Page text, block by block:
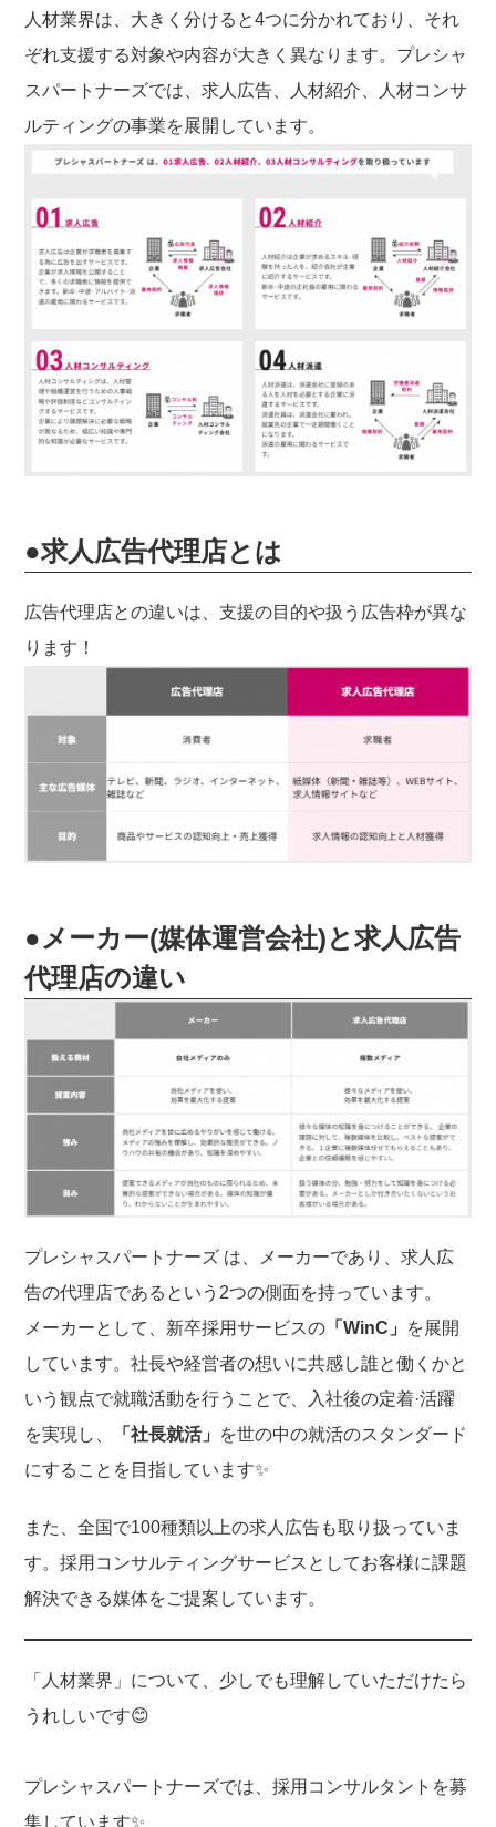
人材業界は、大きく分けると4つに分かれており、それ
ぞれ支援する対象や内容が大きく異なります。プレシャ
スパートナーズでは、求人広告、人材紹介、人材コンサ
ルティングの事業を展開しています。
●求人広告代理店とは
広告代理店との違いは、支援の目的や扱う広告枠が異な
ります！
●メーカー(媒体運営会社)と求人広告
代理店の違い
プレシャスパートナーズ は、メーカーであり、求人広
告の代理店であるという2つの側面を持っています。
メーカーとして、新卒採用サービスの 「WinC」 を展開
しています。社長や経営者の想いに共感し誰と働くかと
いう観点で就職活動を行うことで、入社後の定着·活躍
を実現し、
「社長就活」 を世の中の就活のスタンダード
にすることを目指しています✨
また、全国で100種類以上の求人広告も取り扱っていま
す。採用コンサルティングサービスとしてお客様に課題
解決できる媒体をご提案しています。
「人材業界」について、少しでも理解していただけたら
うれしいです😊
プレシャスパートナーズでは、採用コンサルタントを募
集しています✨